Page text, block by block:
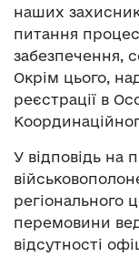
наших
питання
забезпечення,
Окрім цього,
реєстрації в
У відповідь на
регіонального
перемовини
відсутності